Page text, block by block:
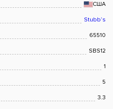
США
Stubb’s
65510
SBS12
1
5
3.3